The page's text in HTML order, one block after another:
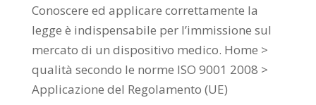
Conoscere ed applicare correttamente la
legge è indispensabile per l’immissione sul
mercato di un dispositivo medico. Home >
qualità secondo le norme ISO 9001 2008 >
Applicazione del Regolamento (UE)